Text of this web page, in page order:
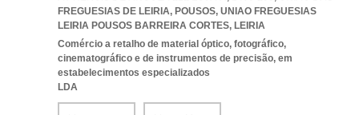
FREGUESIAS DE LEIRIA, POUSOS, UNIAO FREGUESIAS
LEIRIA POUSOS BARREIRA CORTES, LEIRIA
Comércio a retalho de material óptico, fotográfico,
cinematográfico e de instrumentos de precisão, em
estabelecimentos especializados
LDA